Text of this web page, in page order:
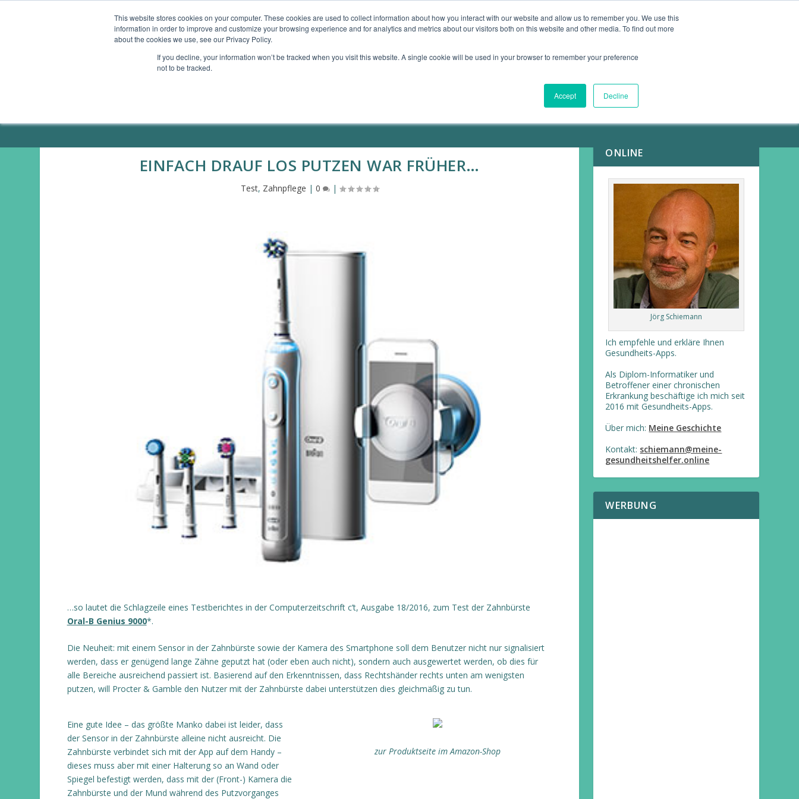
This website stores cookies on your computer. These cookies are used to collect information about how you interact with our website and allow us to remember you. We use this
information in order to improve and customize your browsing experience and for analytics and metrics about our visitors both on this website and other media. To find out more
about the cookies we use, see our Privacy Policy.
If you decline, your information won’t be tracked when you visit this website. A single cookie will be used in your browser to remember your preference
not to be tracked.
Accept Decline
GESUNDHEITS-APPS SMARTE GERÄTE MEIN ANGEBOT
EINFACH DRAUF LOS PUTZEN WAR FRÜHER…
Test, Zahnpflege | 0 |
…so lautet die Schlagzeile eines Testberichtes in der Computerzeitschrift c’t, Ausgabe 18/2016, zum Test der Zahnbürste
Oral-B Genius 9000*.
Die Neuheit: mit einem Sensor in der Zahnbürste sowie der Kamera des Smartphone soll dem Benutzer nicht nur signalisiert
werden, dass er genügend lange Zähne geputzt hat (oder eben auch nicht), sondern auch ausgewertet werden, ob dies für
alle Bereiche ausreichend passiert ist. Basierend auf den Erkenntnissen, dass Rechtshänder rechts unten am wenigsten
putzen, will Procter & Gamble den Nutzer mit der Zahnbürste dabei unterstützen dies gleichmäßig zu tun.
Eine gute Idee – das größte Manko dabei ist leider, dass
der Sensor in der Zahnbürste alleine nicht ausreicht. Die
Zahnbürste verbindet sich mit der App auf dem Handy –
dieses muss aber mit einer Halterung so an Wand oder
Spiegel befestigt werden, dass mit der (Front-) Kamera die
Zahnbürste und der Mund während des Putzvorganges
zur Produktseite im Amazon-Shop
ONLINE
Jörg Schiemann
Ich empfehle und erkläre Ihnen
Gesundheits-Apps.
Als Diplom-Informatiker und
Betroffener einer chronischen
Erkrankung beschäftige ich mich seit
2016 mit Gesundheits-Apps.
Über mich: Meine Geschichte
Kontakt: schiemann@meine-
gesundheitshelfer.online
WERBUNG